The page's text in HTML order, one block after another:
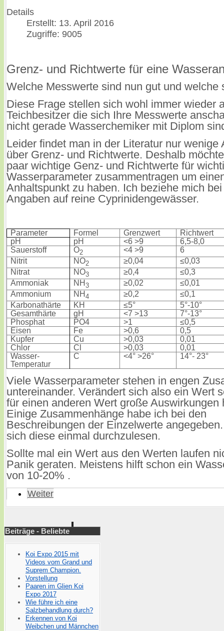
Details
Erstellt: 13. April 2016
Zugriffe: 9005
Grenz- und Richtwerte für eine
Welche Messwerte sind nun gut und welche
Diese Frage stellen sich wohl immer wieder
Teichbesitzer die sich Ihre Messwerte
nicht gerade Wasserchemiker mit Diplom
Leider findet man in der Literatur nur wenige
über Grenz- und Richtwerte. Deshalb
paar wichtige Genz- und Richtwerte für
Wasserparameter zusammentragen um
Anhaltspunkt zu haben. Ich beziehe mich
Angaben auf reine Cyprinidengewässer.
Parameter Formel Grenzwert
Richtwert
pH
pH <6 >9
6,5-8,0
Sauerstoff
O2 <4 >9
6
Nitrit
NO2 ≥0,04
≤0,03
Nitrat
NO3 ≥0,4
≤0,3
Ammoniak
NH 3 ≥0,02
≤0,01
Ammonium
NH 4 ≥0,2
≤0,1
Karbonathärte
KH ≤5°
5°-10°
Gesamthärte
gH <7 >13
7°-13°
Phosphat
PO4 >1
≤0,5
Eisen
Fe >0,6
0,5
Kupfer
Cu >0,03
0,01
Chlor
Cl >0,03
0,01
Wasser-
Temperatur
C <4° >26° 14°- 23°
Viele Wasserparameter stehen in engen
untereinander. Verändert sich also ein Wert
für einen anderen Wert große Auswirkungen
Einige Zusammenhänge habe ich bei den
Beschreibungen der Einzelwerte
sich diese einmal durchzulesen.
Sollte mal ein Wert aus den Werten laufen
Panik geraten. Meistens hilft schon ein
von 10-20% .
Weiter
Beiträge - Beliebte
Koi Expo 2015 mit
Videos vom Grand und
Suprem Champion.
Vorstellung
Paaren im Glien Koi
Expo 2017
Wie führe ich eine
Salzbehandlung durch?
Erkennen von Koi
Weibchen und Männchen